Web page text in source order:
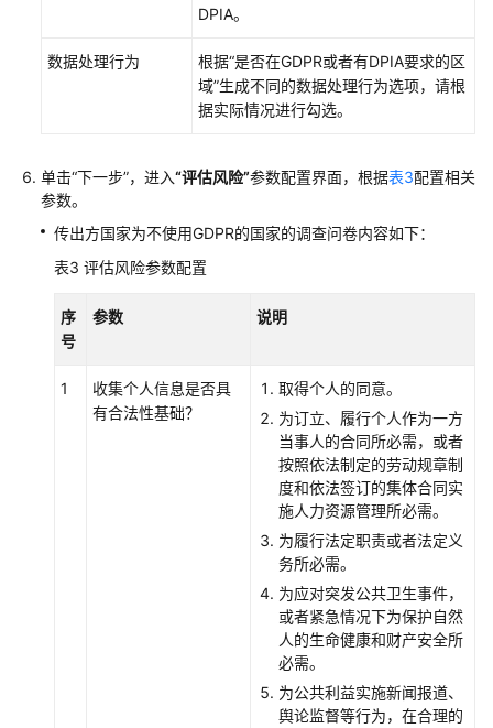
全
据
审
计
私
数
治
DPIA。
数据处理行为
根据“是否在GDPR或者有DPIA要求的区
域”生成不同的数据处理行为选项，请根
据实际情况进行勾选。
单击“下一步”，进入“评估风险”参数配置界面，根据表3配置相关
参数。
传出方国家为不使用GDPR的国家的调查问卷内容如下：
表3 评估风险参数配置
序
号
参数 说明
1
收集个人信息是否具
有合法性基础？
取得个人的同意。
为订立、履行个人作为一方
当事人的合同所必需，或者
按照依法制定的劳动规章制
度和依法签订的集体合同实
施人力资源管理所必需。
为履行法定职责或者法定义
务所必需。
为应对突发公共卫生事件，
或者紧急情况下为保护自然
人的生命健康和财产安全所
必需。
为公共利益实施新闻报道、
舆论监督等行为，在合理的